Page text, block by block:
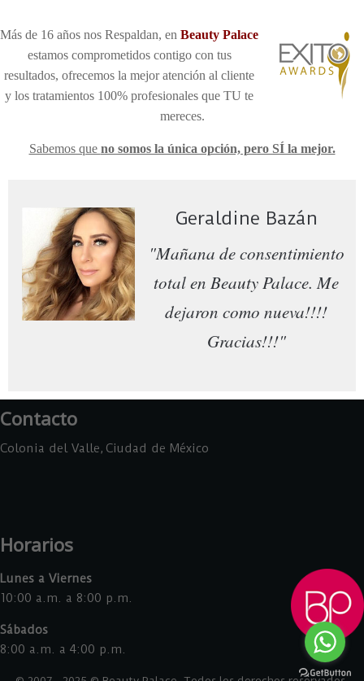
Más de 16 años nos Respaldan, en Beauty Palace
estamos comprometidos contigo con tus
resultados, ofrecemos la mejor atención al cliente
y los tratamientos 100% profesionales que TU te
mereces.
Sabemos que no somos la única opción, pero SÍ la mejor.
Geraldine Bazán
"Mañana de consentimiento
total en Beauty Palace. Me
dejaron como nueva!!!!
Gracias!!!"
Contacto
Colonia del Valle, Ciudad de México
Horarios
Lunes a Viernes
10:00 a.m. a 8:00 p.m.
Sábados
8:00 a.m. a 4:00 p.m.